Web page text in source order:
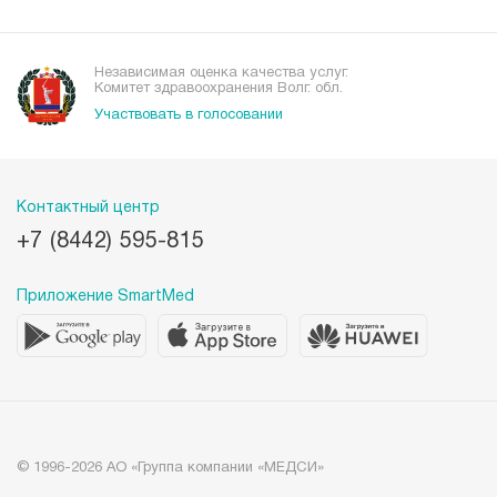
Независимая оценка качества услуг.
Комитет здравоохранения Волг. обл.
Участвовать в голосовании
Контактный центр
+7 (8442) 595-815
Приложение SmartMed
© 1996-2026 АО «Группа компании «МЕДСИ»